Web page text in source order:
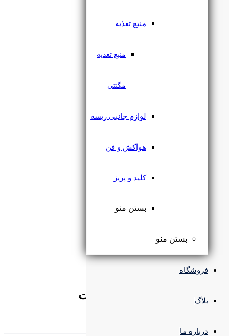
منبع تغذیه
منبع تغذیه
مگنتی
لوازم جانبی ریسه
هواکش و فن
کلید و پریز
بستن منو
بستن منو
فروشگاه
بلاگ
درباره ما
۳۹۶,۹۰۰تومان
Trend
پرفروش ترینـــــ محصولات